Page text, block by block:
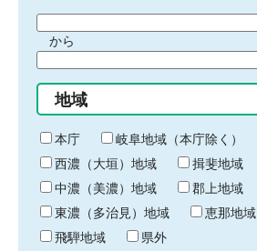
間
始
り
から
間
終
わ
り
地域
本庁
岐阜地域（本庁除く）
西濃（大垣）地域
揖斐地域
中濃（美濃）地域
郡上地域
東濃（多治見）地域
恵那地域
飛騨地域
県外